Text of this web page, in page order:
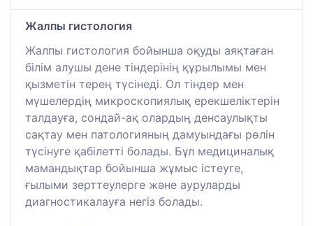
Жалпы гистология
Жалпы гистология бойынша оқуды аяқтаған
білім алушы дене тіндерінің құрылымы мен
қызметін терең түсінеді. Ол тіндер мен
мүшелердің микроскопиялық ерекшеліктерін
талдауға, сондай-ақ олардың денсаулықты
сақтау мен патологияның дамуындағы рөлін
түсінуге қабілетті болады. Бұл медициналық
мамандықтар бойынша жұмыс істеуге,
ғылыми зерттеулерге және ауруларды
диагностикалауға негіз болады.